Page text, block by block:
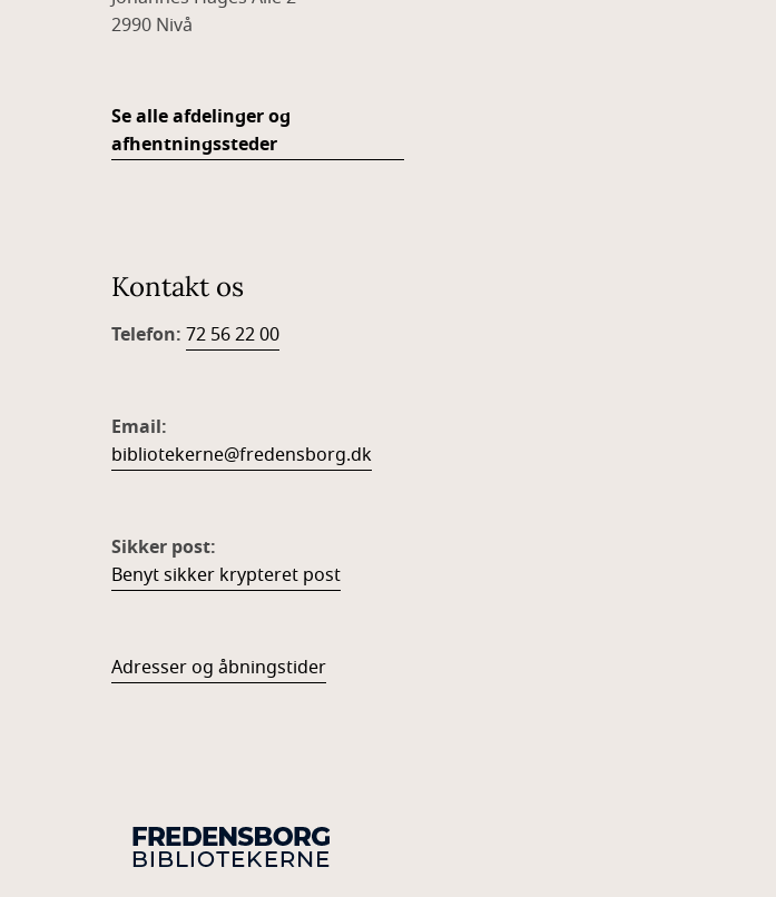
2990 Nivå
Se alle afdelinger og
afhentningssteder
Kontakt os
Telefon: 72 56 22 00
Email:
bibliotekerne@fredensborg.dk
Sikker post:
Benyt sikker krypteret post
Adresser og åbningstider